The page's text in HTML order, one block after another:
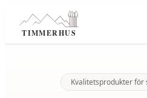
TIMMERHUS
Kvalitetsprodukter för